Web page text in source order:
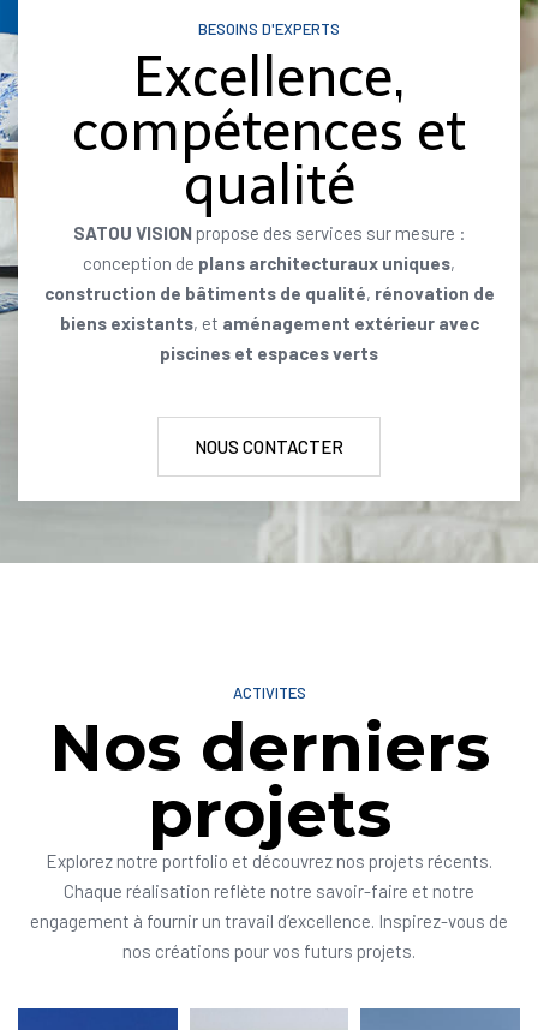
BESOINS D'EXPERTS
Excellence,
compétences et
qualité
SATOU VISION propose des services sur mesure :
conception de plans architecturaux uniques,
construction de bâtiments de qualité, rénovation de
biens existants, et aménagement extérieur avec
piscines et espaces verts
NOUS CONTACTER
ACTIVITES
Nos derniers
projets
Explorez notre portfolio et découvrez nos projets récents.
Chaque réalisation reflète notre savoir-faire et notre
engagement à fournir un travail d’excellence. Inspirez-vous de
nos créations pour vos futurs projets.